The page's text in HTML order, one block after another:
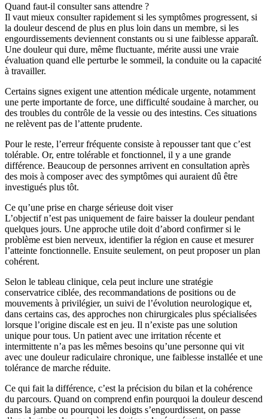
Quand faut-il consulter sans attendre ?
Il vaut mieux consulter rapidement si les symptômes progressent, si
la douleur descend de plus en plus loin dans un membre, si les
engourdissements deviennent constants ou si une faiblesse apparaît.
Une douleur qui dure, même fluctuante, mérite aussi une vraie
évaluation quand elle perturbe le sommeil, la conduite ou la capacité
à travailler.
Certains signes exigent une attention médicale urgente, notamment
une perte importante de force, une difficulté soudaine à marcher, ou
des troubles du contrôle de la vessie ou des intestins. Ces situations
ne relèvent pas de l’attente prudente.
Pour le reste, l’erreur fréquente consiste à repousser tant que c’est
tolérable. Or, entre tolérable et fonctionnel, il y a une grande
différence. Beaucoup de personnes arrivent en consultation après
des mois à composer avec des symptômes qui auraient dû être
investigués plus tôt.
Ce qu’une prise en charge sérieuse doit viser
L’objectif n’est pas uniquement de faire baisser la douleur pendant
quelques jours. Une approche utile doit d’abord confirmer si le
problème est bien nerveux, identifier la région en cause et mesurer
l’atteinte fonctionnelle. Ensuite seulement, on peut proposer un plan
cohérent.
Selon le tableau clinique, cela peut inclure une stratégie
conservatrice ciblée, des recommandations de positions ou de
mouvements à privilégier, un suivi de l’évolution neurologique et,
dans certains cas, des approches non chirurgicales plus spécialisées
lorsque l’origine discale est en jeu. Il n’existe pas une solution
unique pour tous. Un patient avec une irritation récente et
intermittente n’a pas les mêmes besoins qu’une personne qui vit
avec une douleur radiculaire chronique, une faiblesse installée et une
tolérance de marche réduite.
Ce qui fait la différence, c’est la précision du bilan et la cohérence
du parcours. Quand on comprend enfin pourquoi la douleur descend
dans la jambe ou pourquoi les doigts s’engourdissent, on passe